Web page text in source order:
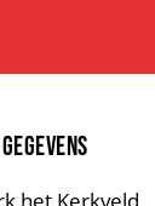
het Kerkveld